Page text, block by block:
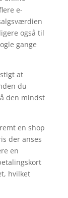
e-
også til
gange
at
du
den mindst
en shop
der anses
en
hvilket